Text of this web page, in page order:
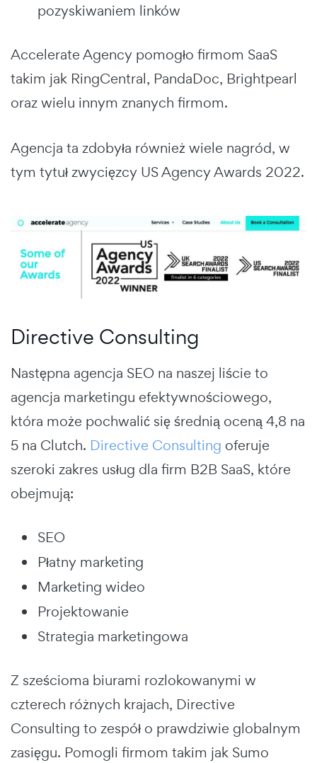
pozyskiwaniem linków
Accelerate Agency pomogło firmom SaaS
takim jak RingCentral, PandaDoc, Brightpearl
oraz wielu innym znanych firmom.
Agencja ta zdobyła również wiele nagród, w
tym tytuł zwycięzcy US Agency Awards 2022.
Directive Consulting
Następna agencja SEO na naszej liście to
agencja marketingu efektywnościowego,
która może pochwalić się średnią oceną 4,8 na
5 na Clutch. Directive Consulting oferuje
szeroki zakres usług dla firm B2B SaaS, które
obejmują:
SEO
Płatny marketing
Marketing wideo
Projektowanie
Strategia marketingowa
Z sześcioma biurami rozlokowanymi w
czterech różnych krajach, Directive
Consulting to zespół o prawdziwie globalnym
zasięgu. Pomogli firmom takim jak Sumo